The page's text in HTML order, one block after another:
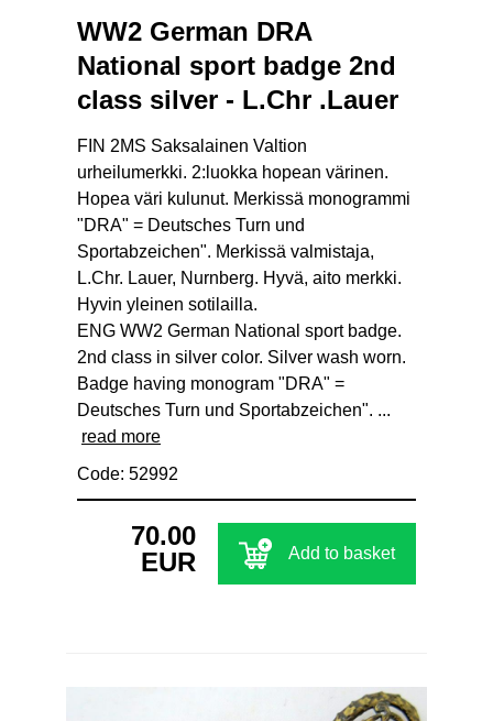
WW2 German DRA
National sport badge 2nd
class silver - L.Chr .Lauer
FIN 2MS Saksalainen Valtion
urheilumerkki. 2:luokka hopean värinen.
Hopea väri kulunut. Merkissä monogrammi
"DRA" = Deutsches Turn und
Sportabzeichen". Merkissä valmistaja,
L.Chr. Lauer, Nurnberg. Hyvä, aito merkki.
Hyvin yleinen sotilailla.
ENG WW2 German National sport badge.
2nd class in silver color. Silver wash worn.
Badge having monogram "DRA" =
Deutsches Turn und Sportabzeichen". ...
read more
Code: 52992
70.00
EUR
Add to basket